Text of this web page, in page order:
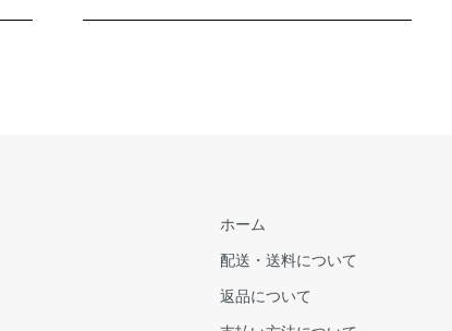
ホーム
配送・送料について
返品について